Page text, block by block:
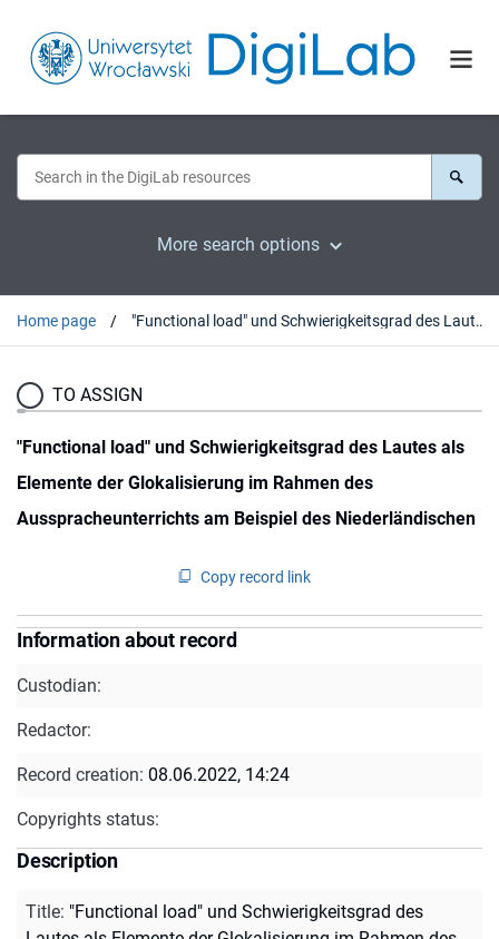
More search options
Home page "Functional load" und Schwierigkeitsgrad des Lautes als Elemente der Glokalisierung im Rahmen des Ausspracheunterrichts am Beispiel des Niederländischen
TO ASSIGN
"Functional load" und Schwierigkeitsgrad des Lautes als
Elemente der Glokalisierung im Rahmen des
Ausspracheunterrichts am Beispiel des Niederländischen
Copy record link
Information about record
Custodian:
Redactor:
Record creation: 08.06.2022, 14:24
Copyrights status:
Description
Title: "Functional load" und Schwierigkeitsgrad des